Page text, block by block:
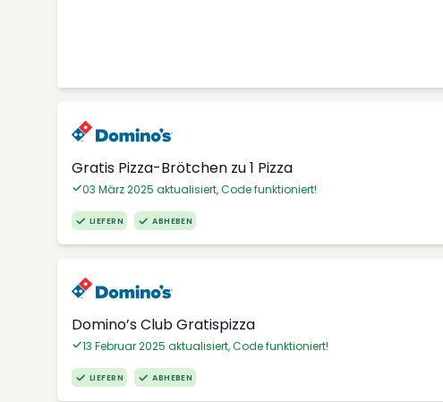
Gratis Pizza-Brötchen zu 1 Pizza
03 März 2025 aktualisiert, Code funktioniert!
LIEFERN ABHEBEN
Domino’s Club Gratispizza
13 Februar 2025 aktualisiert, Code funktioniert!
LIEFERN ABHEBEN